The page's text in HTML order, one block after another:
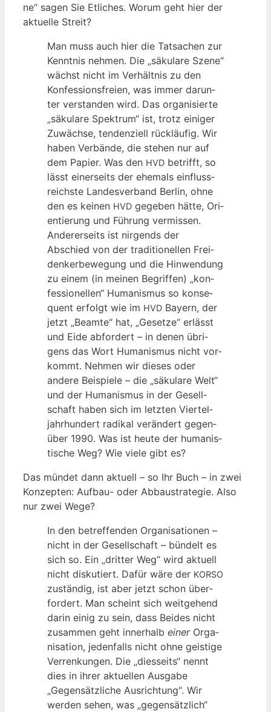
ne“ sagen Sie Etli­ches. Wor­um geht hier der
aktu­el­le Streit?
Man muss auch hier die Tat­sa­chen zur
Kennt­nis neh­men. Die „säku­la­re Sze­ne“
wächst nicht im Ver­hält­nis zu den
Kon­fes­si­ons­frei­en, was immer dar­un­
ter ver­stan­den wird. Das orga­ni­sier­te
„säku­la­re Spek­trum“ ist, trotz eini­ger
Zuwäch­se, ten­den­zi­ell rück­läu­fig. Wir
haben Ver­bän­de, die ste­hen nur auf
dem Papier. Was den HVD betrifft, so
lässt einer­seits der ehe­mals ein­fluss­
reichs­te Lan­des­ver­band Ber­lin, ohne
den es kei­nen HVD gege­ben hät­te, Ori­
en­tie­rung und Füh­rung ver­mis­sen.
Ande­rer­seits ist nir­gends der
Abschied von der tra­di­tio­nel­len Frei­
den­ker­be­we­gung und die Hin­wen­dung
zu einem (in mei­nen Begrif­fen) „kon­
fes­sio­nel­len“ Huma­nis­mus so kon­se­
quent erfolgt wie im HVD Bay­ern, der
jetzt „Beam­te“ hat, „Geset­ze“ erlässt
und Eide abfor­dert – in denen übri­
gens das Wort Huma­nis­mus nicht vor­
kommt. Neh­men wir die­ses oder
ande­re Bei­spie­le – die „säku­la­re Welt“
und der Huma­nis­mus in der Gesell­
schaft haben sich im letz­ten Vier­tel­
jahr­hun­dert radi­kal ver­än­dert gegen­
über 1990. Was ist heu­te der huma­nis­
ti­sche Weg? Wie vie­le gibt es?
Das mün­det dann aktu­ell – so Ihr Buch – in zwei
Kon­zep­ten: Auf­bau- oder Abbau­stra­te­gie. Also
nur zwei Wege?
In den betref­fen­den Orga­ni­sa­tio­nen –
nicht in der Gesell­schaft – bün­delt es
sich so. Ein „drit­ter Weg“ wird aktu­ell
nicht dis­ku­tiert. Dafür wäre der KORSO
zustän­dig, ist aber jetzt schon über­
for­dert. Man scheint sich weit­ge­hend
dar­in einig zu sein, dass Bei­des nicht
zusam­men geht inner­halb einerOrga­
ni­sa­ti­on, jeden­falls nicht ohne geis­ti­ge
Ver­ren­kun­gen. Die „dies­seits“ nennt
dies in ihrer aktu­el­len Aus­ga­be
„Gegen­sätz­li­che Aus­rich­tung“. Wir
wer­den sehen, was „gegen­sätz­lich“